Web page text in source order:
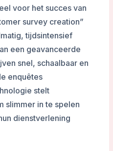
voor het succes van
survey creation”
tijdsintensief
een geavanceerde
snel, schaalbaar en
enquêtes
stelt
slimmer in te spelen
dienstverlening